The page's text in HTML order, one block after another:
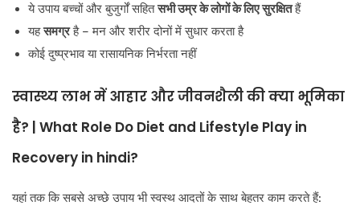
ये उपाय बच्चों और बुजुर्गों सहितसभी उम्र के लोगों के लिए सुरक्षितहैं
यहसमग्रहै – मन और शरीर दोनों में सुधार करता है
कोई दुष्प्रभाव या रासायनिक निर्भरता नहीं
स्वास्थ्य लाभ में आहार और जीवनशैली की क्या भूमिका
है? | What Role Do Diet and Lifestyle Play in
Recovery in hindi?
यहां तक कि सबसे अच्छे उपाय भी स्वस्थ आदतों के साथ बेहतर काम करते हैं: